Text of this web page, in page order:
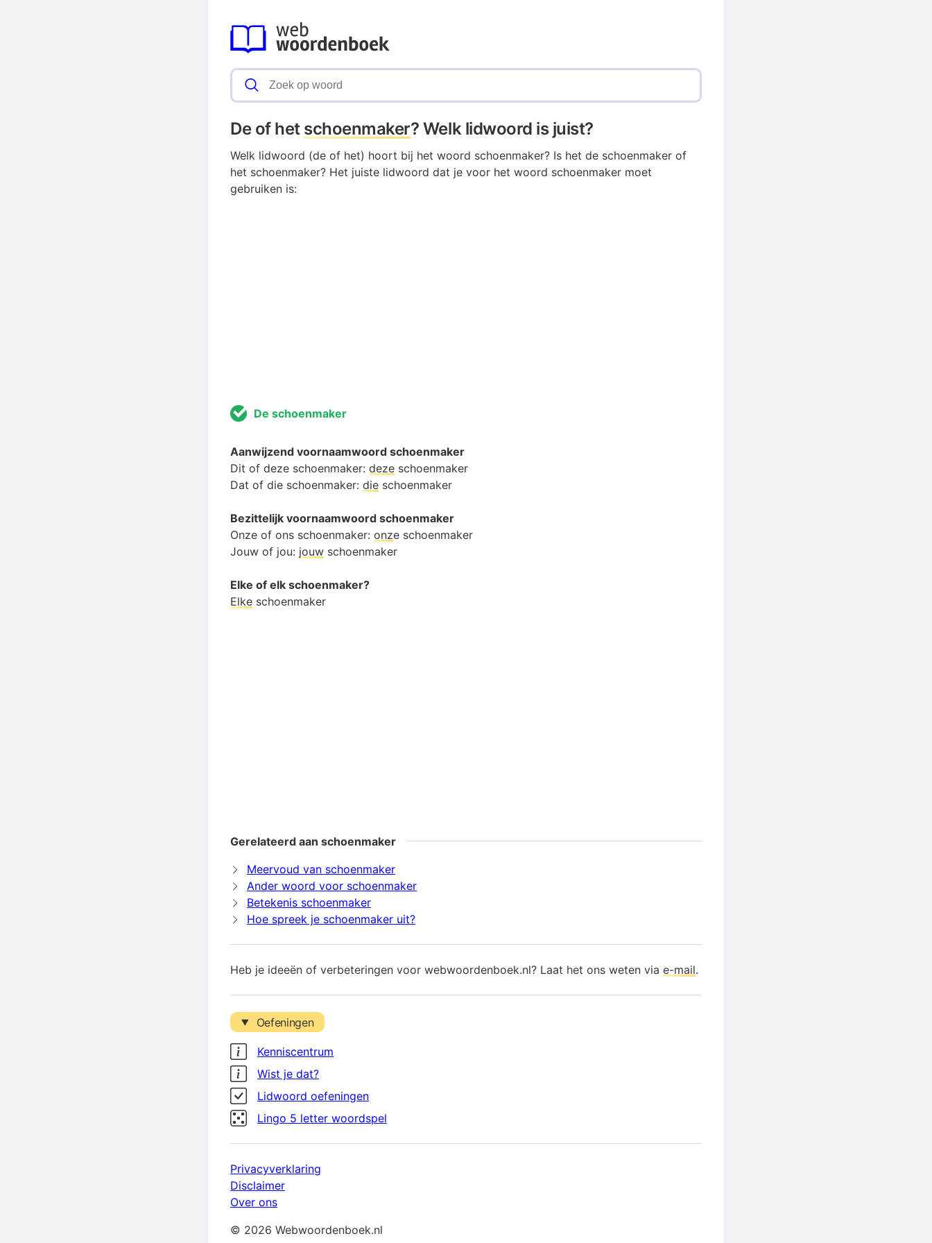
De of het schoenmaker? Welk lidwoord is juist?
Welk lidwoord (de of het) hoort bij het woord schoenmaker? Is het de schoenmaker of
het schoenmaker? Het juiste lidwoord dat je voor het woord schoenmaker moet
gebruiken is:
De schoenmaker
Aanwijzend voornaamwoord schoenmaker
Dit of deze schoenmaker: deze schoenmaker
Dat of die schoenmaker: die schoenmaker
Bezittelijk voornaamwoord schoenmaker
Onze of ons schoenmaker: onze schoenmaker
Jouw of jou: jouw schoenmaker
Elke of elk schoenmaker?
Elke schoenmaker
Gerelateerd aan schoenmaker
Meervoud van schoenmaker
Ander woord voor schoenmaker
Betekenis schoenmaker
Hoe spreek je schoenmaker uit?
Heb je ideeën of verbeteringen voor webwoordenboek.nl? Laat het ons weten via e-mail.
Oefeningen
Kenniscentrum
Wist je dat?
Lidwoord oefeningen
Lingo 5 letter woordspel
Privacyverklaring
Disclaimer
Over ons
© 2026 Webwoordenboek.nl